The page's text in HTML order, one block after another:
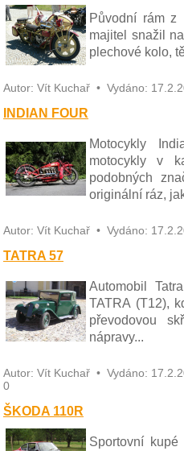
Původní rám z
majitel snažil
plechové kolo,
Autor: Vít Kuchař • Vydáno:
INDIAN FOUR
Motocykly
motocykly v
podobných
originální ráz,
Autor: Vít Kuchař • Vydáno:
TATRA 57
Automobil
TATRA (T12),
převodovou
nápravy...
Autor: Vít Kuchař • Vydáno:
0
ŠKODA 110R
Sportovní